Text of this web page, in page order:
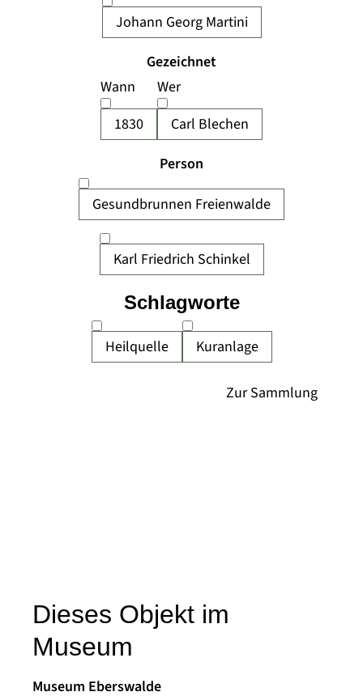
Johann Georg Martini
Gezeichnet
Wann
1830
Wer
Carl Blechen
Person
Gesundbrunnen Freienwalde
Karl Friedrich Schinkel
Heilquelle Kuranlage
Schlagworte
Dieses Objekt im
Museum
Museum Eberswalde